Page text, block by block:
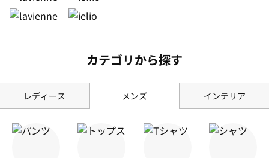
カテゴリから探す
レディース メンズ インテリア